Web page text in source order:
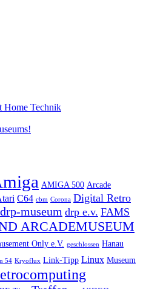
Home Technik
AMIGA 500 Arcade
C64 cbm Corona Digital Retro
drp-museum drp e.v. FAMS
ARCADEMUSEUM
Only e.V. geschlossen Hanau
54 Kryoflux Link-Tipp Linux Museum